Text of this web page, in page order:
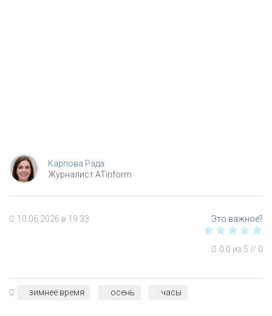
Карпова Рада
Журналист ATinform
10.06.2026 в 19:33
0.0 из 5 // 0
зимнее время осень часы